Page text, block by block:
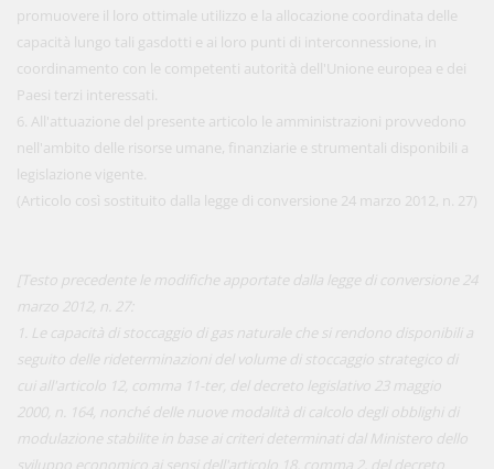
promuovere il loro ottimale utilizzo e la allocazione coordinata delle
capacità lungo tali gasdotti e ai loro punti di interconnessione, in
coordinamento con le competenti autorità dell'Unione europea e dei
Paesi terzi interessati.
6. All'attuazione del presente articolo le amministrazioni provvedono
nell'ambito delle risorse umane, finanziarie e strumentali disponibili a
legislazione vigente.
(Articolo così sostituito dalla legge di conversione 24 marzo 2012, n. 27)
[Testo precedente le modifiche apportate dalla legge di conversione 24
marzo 2012, n. 27:
1. Le capacità di stoccaggio di gas naturale che si rendono disponibili a
seguito delle rideterminazioni del volume di stoccaggio strategico di
cui all'articolo 12, comma 11-ter, del decreto legislativo 23 maggio
2000, n. 164, nonché delle nuove modalità di calcolo degli obblighi di
modulazione stabilite in base ai criteri determinati dal Ministero dello
sviluppo economico ai sensi dell'articolo 18, comma 2, del decreto